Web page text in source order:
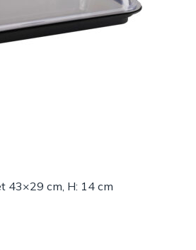
43×29 cm, H: 14 cm